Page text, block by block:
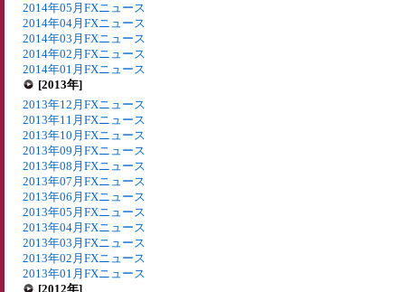
2014年05月FXニュース
2014年04月FXニュース
2014年03月FXニュース
2014年02月FXニュース
2014年01月FXニュース
[2013年]
2013年12月FXニュース
2013年11月FXニュース
2013年10月FXニュース
2013年09月FXニュース
2013年08月FXニュース
2013年07月FXニュース
2013年06月FXニュース
2013年05月FXニュース
2013年04月FXニュース
2013年03月FXニュース
2013年02月FXニュース
2013年01月FXニュース
[2012年]